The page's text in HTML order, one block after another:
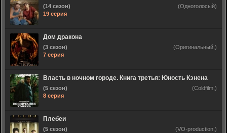
(14 сезон)
19 серия
(Одноголосый)
Дом дракона
(3 сезон)
7 серия
(Оригинальный,)
Власть в ночном городе. Книга третья: Юность Кэнена
(5 сезон)
8 серия
(Coldfilm,)
Плебеи
(5 сезон)
(VO-production,)